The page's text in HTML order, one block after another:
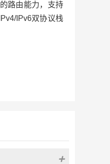
路由能力，支持
IPv6双协议栈